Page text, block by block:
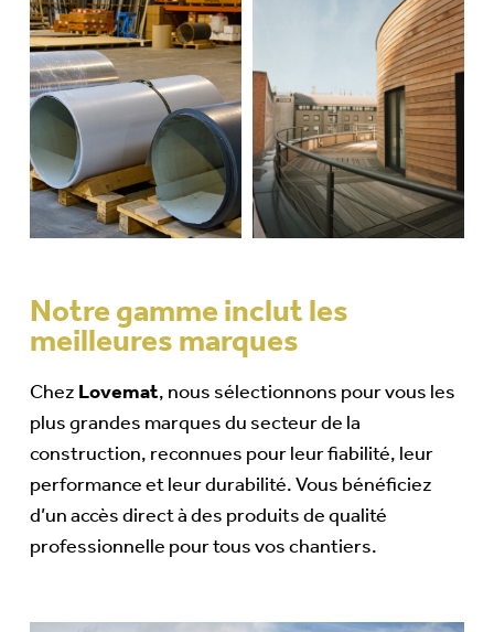
Notre gamme inclut les
meilleures marques
ChezLovemat, nous sélectionnons pour vous les
plus grandes marques du secteur de la
construction, reconnues pour leur fiabilité, leur
performance et leur durabilité. Vous bénéficiez
d’un accès direct à des produits de qualité
professionnelle pour tous vos chantiers.